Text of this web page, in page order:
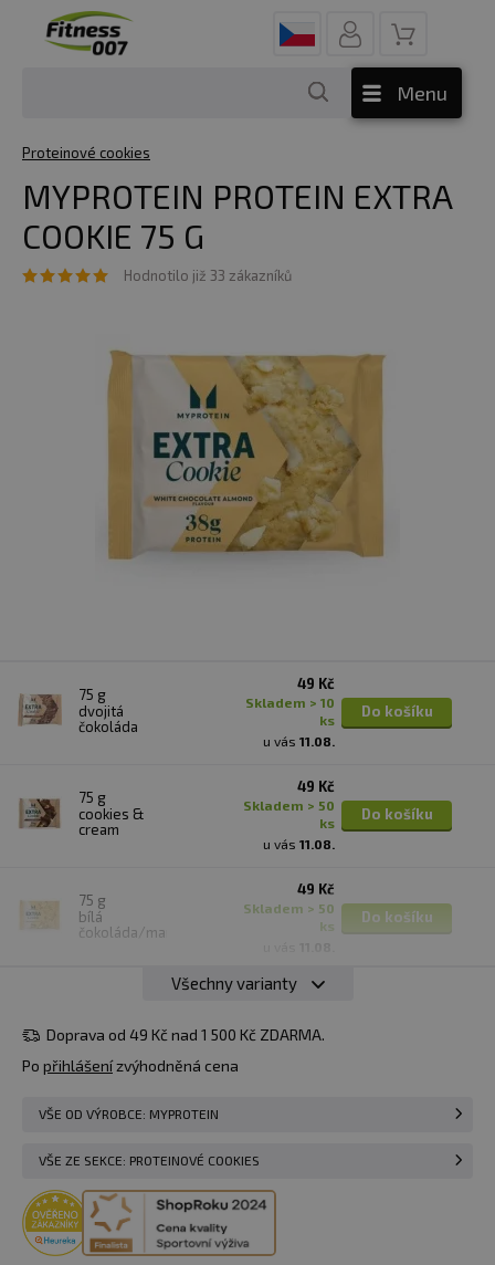
Menu
Proteinové cookies
MYPROTEIN PROTEIN EXTRA
COOKIE 75 G
Hodnotilo již 33 zákazníků
75 g
dvojitá
čokoláda
49 Kč
skladem > 10
ks
u vás 11.08.
Do košíku
75 g
cookies &
cream
49 Kč
skladem > 50
ks
u vás 11.08.
Do košíku
75 g
bílá
čokoláda/mandle
49 Kč
skladem > 50
ks
Do košíku
čokoláda/pomeranč
49 Kč
Všechny varianty
Doprava od 49 Kč nad 1 500 Kč ZDARMA.
Po přihlášenízvýhodněná cena
VŠE OD VÝROBCE: MYPROTEIN
VŠE ZE SEKCE: PROTEINOVÉ COOKIES